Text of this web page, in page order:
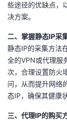
子
直
播
的
活
动
我
的
关
注
我
开
发
我
的
Programs
我
的
些途径的优缺点，
决方案。
二、掌握静态IP采
静态IP的采集方法
全的VPN或代理服
次，合理设置防火
问，从而提升网络
态IP，确保其健康
三、代理IP的购买